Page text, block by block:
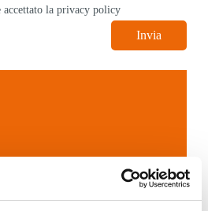
la privacy policy